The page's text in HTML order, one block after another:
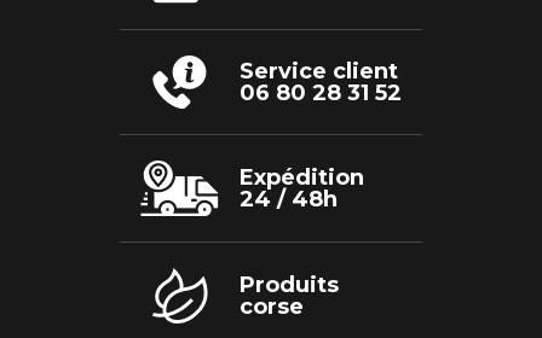
Service client
06 80 28 31 52
Expédition
24 / 48h
Produits
corse